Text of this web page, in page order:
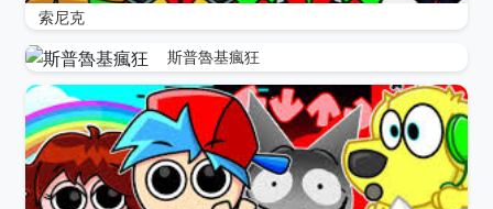
索尼克
斯普魯基瘋狂